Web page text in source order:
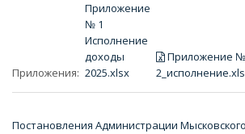
Приложения:
Приложение
№ 1
Исполнение
доходы
2025.xlsx
Приложение №
Постановления Администрации Мысковского